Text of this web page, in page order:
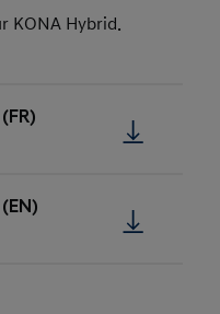
KONA Hybrid.